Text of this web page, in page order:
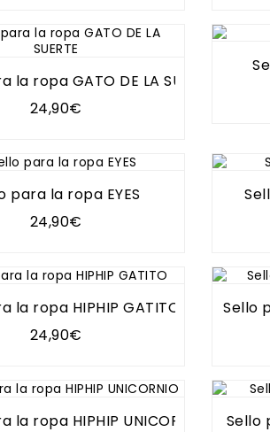
la ropa GATO DE LA SUERTE
24,90€
para la ropa EYES
24,90€
la ropa HIPHIP GATITO
24,90€
Sello
la ropa HIPHIP UNICORNIO
Sello